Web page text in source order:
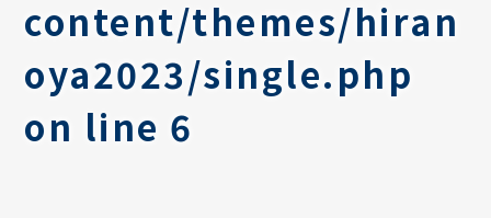
content/themes/hiran
oya2023/single.php
on line 6